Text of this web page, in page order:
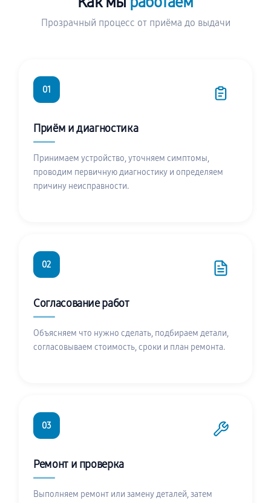
Прозрачный процесс от приёма до выдачи
01
Приём и диагностика
Принимаем устройство, уточняем симптомы,
проводим первичную диагностику и определяем
причину неисправности.
02
Согласование работ
Объясняем что нужно сделать, подбираем детали,
согласовываем стоимость, сроки и план ремонта.
03
Ремонт и проверка
Выполняем ремонт или замену деталей, затем